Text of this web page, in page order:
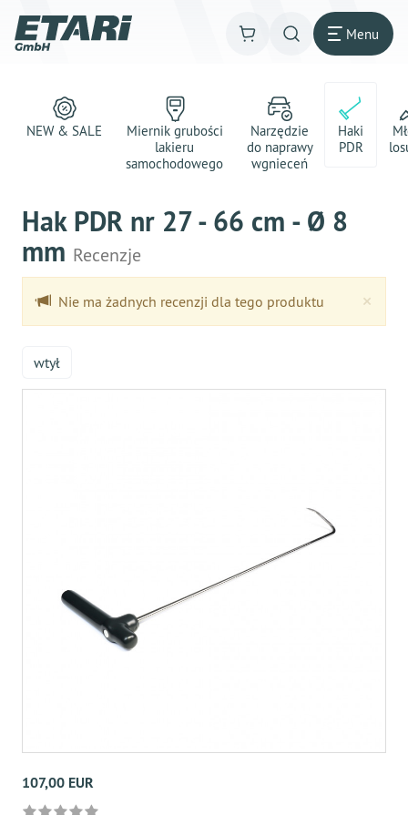
Menu
NEW & SALE
Miernik grubości
lakieru
samochodowego
Narzędzie
do naprawy
wgnieceń
Haki
PDR
Hak PDR nr 27 - 66 cm - Ø 8
mm Recenzje
×
Nie ma żadnych recenzji dla tego produktu
wtył
107,00 EUR